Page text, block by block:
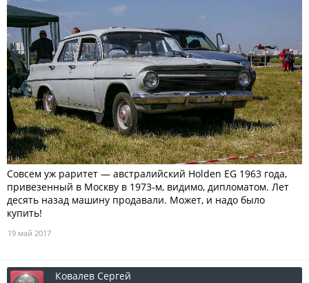
Совсем уж раритет — австралийский Holden EG 1963 года,
привезенный в Москву в 1973-м, видимо, дипломатом. Лет
десять назад машину продавали. Может, и надо было
купить!
19 май 2017
Ковалев Сергей